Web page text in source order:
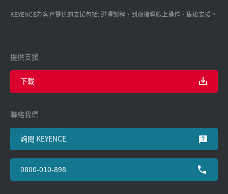
KEYENCE為客戸提供的支援包括: 選擇製程、到廠指導線上操作、售後支援。
提供支援
下載
聯絡我們
詢問 KEYENCE
0800-010-898